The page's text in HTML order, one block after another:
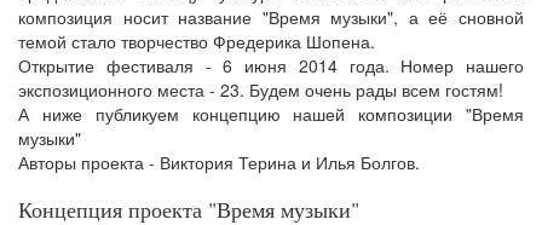
композиция носит название "Время музыки", а её сновной
темой стало творчество Фредерика Шопена.
Открытие фестиваля - 6 июня 2014 года. Номер нашего
экспозиционного места - 23. Будем очень рады всем гостям!
А ниже публикуем концепцию нашей композиции "Время
музыки"
Авторы проекта - Виктория Терина и Илья Болгов.
Концепция проекта "Время музыки"